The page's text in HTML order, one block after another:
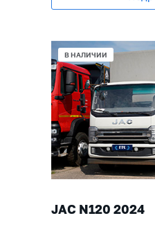
В НАЛИЧИИ
JAC N120 2024